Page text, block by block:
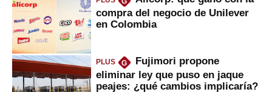
compra del negocio de Unilever
en Colombia
PLUS G
Fujimori propone
eliminar ley que puso en jaque
peajes: ¿qué cambios implicaría?